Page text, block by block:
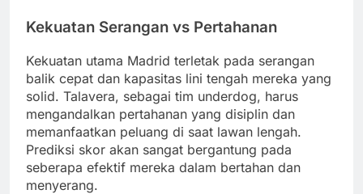
Kekuatan Serangan vs Pertahanan
Kekuatan utama Madrid terletak pada serangan
balik cepat dan kapasitas lini tengah mereka yang
solid. Talavera, sebagai tim underdog, harus
mengandalkan pertahanan yang disiplin dan
memanfaatkan peluang di saat lawan lengah.
Prediksi skor akan sangat bergantung pada
seberapa efektif mereka dalam bertahan dan
menyerang.